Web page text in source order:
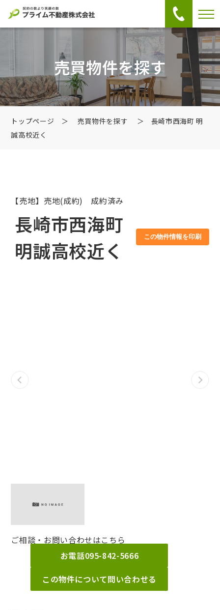
売買物件を探す
トップページ ＞ 売買物件を探す
＞ 長崎市西海町 明
誠高校近く
【売地】売地(成約) 成約済み
長崎市西海町
明誠高校近く
この物件情報を印刷
ご相談・お問い合わせはこちら
お電話095-842-5666
この物件について問い合わせる